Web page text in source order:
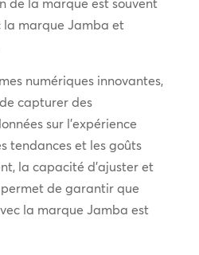
la marque Jamba et
numériques innovantes,
capturer des
sur l’expérience
tendances et les goûts
la capacité d’ajuster et
de garantir que
la marque Jamba est